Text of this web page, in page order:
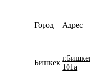
Город Адрес
Бишкек
101а